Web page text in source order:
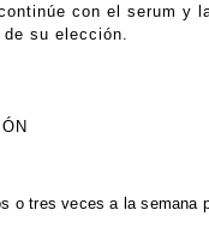
con el serum y
su elección.
o tres veces a la semana